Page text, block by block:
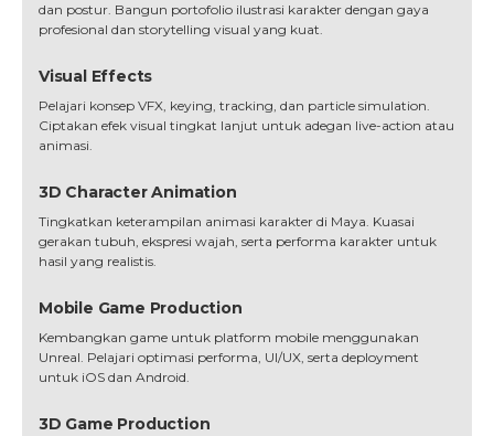
dan postur. Bangun portofolio ilustrasi karakter dengan gaya
profesional dan storytelling visual yang kuat.
Visual Effects
Pelajari konsep VFX, keying, tracking, dan particle simulation.
Ciptakan efek visual tingkat lanjut untuk adegan live-action atau
animasi.
3D Character Animation
Tingkatkan keterampilan animasi karakter di Maya. Kuasai
gerakan tubuh, ekspresi wajah, serta performa karakter untuk
hasil yang realistis.
Mobile Game Production
Kembangkan game untuk platform mobile menggunakan
Unreal. Pelajari optimasi performa, UI/UX, serta deployment
untuk iOS dan Android.
3D Game Production